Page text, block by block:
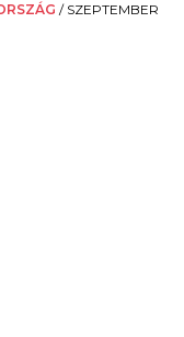
/ SZEPTEMBER